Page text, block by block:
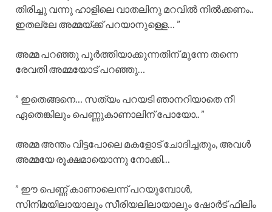
തിരിച്ചു വന്നു ഹാളിലെ വാതലിനു മറവിൽ നിൽക്കണം..
ഇതല്ലേ അമ്മയ്ക്ക് പറയാനുള്ളെ… ”
അമ്മ പറഞ്ഞു പൂർത്തിയാക്കുന്നതിന് മുന്നേ തന്നെ
രേവതി അമ്മയോട് പറഞ്ഞു…
” ഇതെങ്ങനെ… സത്യം പറയടി ഞാനറിയാതെ നീ
ഏതെങ്കിലും പെണ്ണുകാണാലിന് പോയോ.. ”
അമ്മ അന്തം വിട്ടപോലെ മകളോട് ചോദിച്ചതും, അവൾ
അമ്മയേ രൂക്ഷമായൊന്നു നോക്കി…
” ഈ പെണ്ണ് കാണാലെന്ന് പറയുമ്പോൾ,
സിനിമയിലായാലും സീരിയലിലായാലും ഷോർട് ഫിലിം